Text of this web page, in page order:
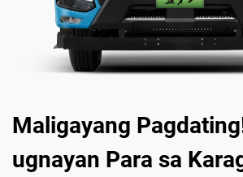
Maligayang
ugnayan Para sa